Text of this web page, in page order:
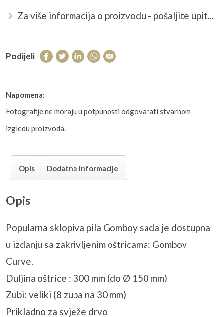
Za više informacija o proizvodu - pošaljite upit...
Podijeli
Napomena:
Fotografije ne moraju u potpunosti odgovarati stvarnom
izgledu proizvoda.
Opis Dodatne informacije
Opis
Popularna sklopiva pila Gomboy sada je dostupna
u izdanju sa zakrivljenim oštricama: Gomboy
Curve.
Duljina oštrice : 300 mm (do Ø 150 mm)
Zubi: veliki (8 zuba na 30 mm)
Prikladno za svježe drvo